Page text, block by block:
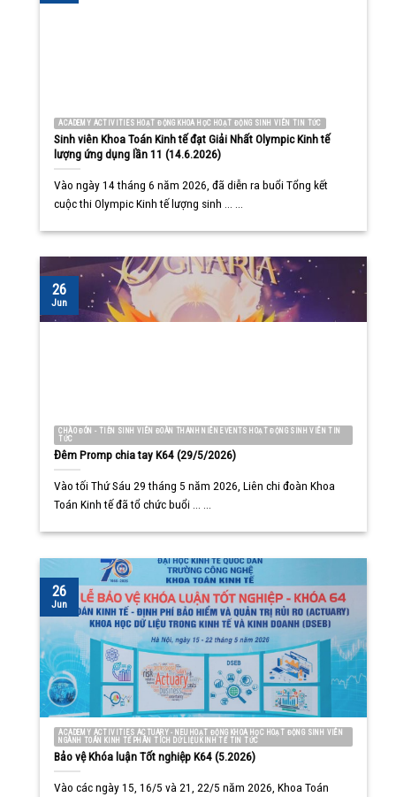
ACADEMY ACTIVITIES HOẠT ĐỘNG KHOA HỌC HOẠT ĐỘNG SINH VIÊN TIN TỨC
Sinh viên Khoa Toán Kinh tế đạt Giải Nhất Olympic Kinh tế
lượng ứng dụng lần 11 (14.6.2026)
Vào ngày 14 tháng 6 năm 2026, đã diễn ra buổi Tổng kết
cuộc thi Olympic Kinh tế lượng sinh ... ...
CHÀO ĐÓN - TIỄN SINH VIÊN ĐOÀN THANH NIÊN EVENTS HOẠT ĐỘNG SINH VIÊN TIN
TỨC
Đêm Promp chia tay K64 (29/5/2026)
Vào tối Thứ Sáu 29 tháng 5 năm 2026, Liên chi đoàn Khoa
Toán Kinh tế đã tổ chức buổi ... ...
26
Jun
ACADEMY ACTIVITIES ACTUARY - NEU HOẠT ĐỘNG KHOA HỌC HOẠT ĐỘNG SINH VIÊN
NGÀNH TOÁN KINH TẾ PHÂN TÍCH DỮ LIỆU KINH TẾ TIN TỨC
Bảo vệ Khóa luận Tốt nghiệp K64 (5.2026)
Vào các ngày 15, 16/5 và 21, 22/5 năm 2026, Khoa Toán
26
Jun